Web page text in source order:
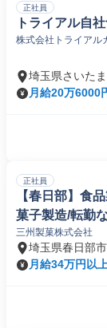
正社員
トライアル自
株式会社トライアル
埼玉県さいた
月給20万6000
正社員
【春日部】食
菓子製造/転勤
ー(食品/飲料/た
三州製菓株式会社
埼玉県春日部市
月給34万円以上